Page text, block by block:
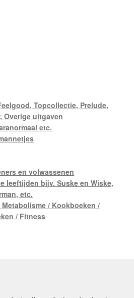
Topcollectie, Prelude,
Overige uitgaven
etc.
en volwassenen
leeftijden bijv. Suske en Wiske,
etc.
/ Kookboeken /
/ Fitness